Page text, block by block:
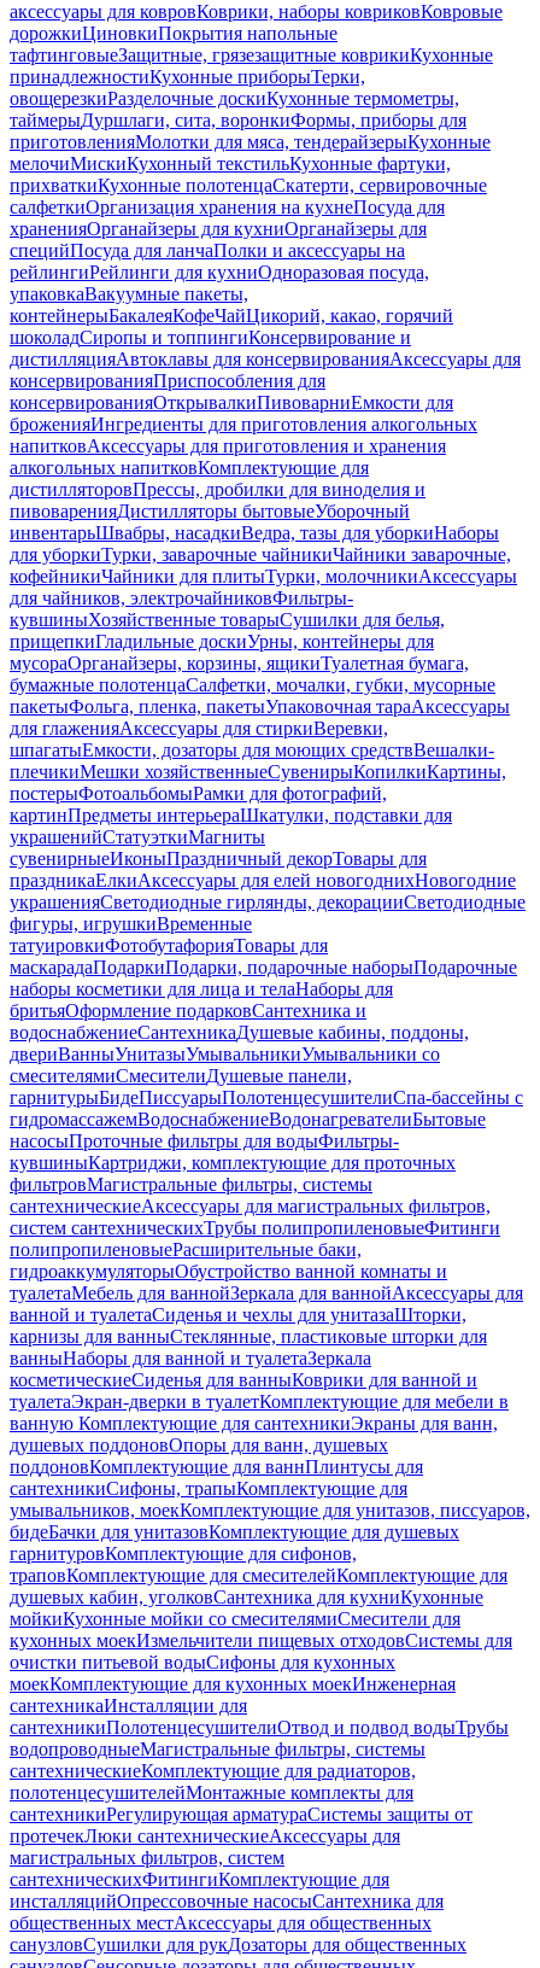
аксессуары для ковровКоврики, наборы ковриковКовровые
дорожкиЦиновкиПокрытия напольные
тафтинговыеЗащитные, грязезащитные коврикиКухонные
принадлежностиКухонные приборыТерки,
овощерезкиРазделочные доскиКухонные термометры,
таймерыДуршлаги, сита, воронкиФормы, приборы для
приготовленияМолотки для мяса, тендерайзерыКухонные
мелочиМискиКухонный текстильКухонные фартуки,
прихваткиКухонные полотенцаСкатерти, сервировочные
салфеткиОрганизация хранения на кухнеПосуда для
храненияОрганайзеры для кухниОрганайзеры для
специйПосуда для ланчаПолки и аксессуары на
рейлингиРейлинги для кухниОдноразовая посуда,
упаковкаВакуумные пакеты,
контейнерыБакалеяКофеЧайЦикорий, какао, горячий
шоколадСиропы и топпингиКонсервирование и
дистилляцияАвтоклавы для консервированияАксессуары для
консервированияПриспособления для
консервированияОткрывалкиПивоварниЕмкости для
броженияИнгредиенты для приготовления алкогольных
напитковАксессуары для приготовления и хранения
алкогольных напитковКомплектующие для
дистилляторовПрессы, дробилки для виноделия и
пивоваренияДистилляторы бытовыеУборочный
инвентарьШвабры, насадкиВедра, тазы для уборкиНаборы
для уборкиТурки, заварочные чайникиЧайники заварочные,
кофейникиЧайники для плитыТурки, молочникиАксессуары
для чайников, электрочайниковФильтры-
кувшиныХозяйственные товарыСушилки для белья,
прищепкиГладильные доскиУрны, контейнеры для
мусораОрганайзеры, корзины, ящикиТуалетная бумага,
бумажные полотенцаСалфетки, мочалки, губки, мусорные
пакетыФольга, пленка, пакетыУпаковочная тараАксессуары
для глаженияАксессуары для стиркиВеревки,
шпагатыЕмкости, дозаторы для моющих средствВешалки-
плечикиМешки хозяйственныеСувенирыКопилкиКартины,
постерыФотоальбомыРамки для фотографий,
картинПредметы интерьераШкатулки, подставки для
украшенийСтатуэткиМагниты
сувенирныеИконыПраздничный декорТовары для
праздникаЕлкиАксессуары для елей новогоднихНовогодние
украшенияСветодиодные гирлянды, декорацииСветодиодные
фигуры, игрушкиВременные
татуировкиФотобутафорияТовары для
маскарадаПодаркиПодарки, подарочные наборыПодарочные
наборы косметики для лица и телаНаборы для
бритьяОформление подарковСантехника и
водоснабжениеСантехникаДушевые кабины, поддоны,
двериВанныУнитазыУмывальникиУмывальники со
смесителямиСмесителиДушевые панели,
гарнитурыБидеПиссуарыПолотенцесушителиСпа-бассейны с
гидромассажемВодоснабжениеВодонагревателиБытовые
насосыПроточные фильтры для водыФильтры-
кувшиныКартриджи, комплектующие для проточных
фильтровМагистральные фильтры, системы
сантехническиеАксессуары для магистральных фильтров,
систем сантехническихТрубы полипропиленовыеФитинги
полипропиленовыеРасширительные баки,
гидроаккумуляторыОбустройство ванной комнаты и
туалетаМебель для ваннойЗеркала для ваннойАксессуары для
ванной и туалетаСиденья и чехлы для унитазаШторки,
карнизы для ванныСтеклянные, пластиковые шторки для
ванныНаборы для ванной и туалетаЗеркала
косметическиеСиденья для ванныКоврики для ванной и
туалетаЭкран-дверки в туалетКомплектующие для мебели в
ванную Комплектующие для сантехникиЭкраны для ванн,
душевых поддоновОпоры для ванн, душевых
поддоновКомплектующие для ваннПлинтусы для
сантехникиСифоны, трапыКомплектующие для
умывальников, моекКомплектующие для унитазов, писсуаров,
бидеБачки для унитазовКомплектующие для душевых
гарнитуровКомплектующие для сифонов,
траповКомплектующие для смесителейКомплектующие для
душевых кабин, уголковСантехника для кухниКухонные
мойкиКухонные мойки со смесителямиСмесители для
кухонных моекИзмельчители пищевых отходовСистемы для
очистки питьевой водыСифоны для кухонных
моекКомплектующие для кухонных моекИнженерная
сантехникаИнсталляции для
сантехникиПолотенцесушителиОтвод и подвод водыТрубы
водопроводныеМагистральные фильтры, системы
сантехническиеКомплектующие для радиаторов,
полотенцесушителейМонтажные комплекты для
сантехникиРегулирующая арматураСистемы защиты от
протечекЛюки сантехническиеАксессуары для
магистральных фильтров, систем
сантехническихФитингиКомплектующие для
инсталляцийОпрессовочные насосыСантехника для
общественных местАксессуары для общественных
санузловСушилки для рукДозаторы для общественных